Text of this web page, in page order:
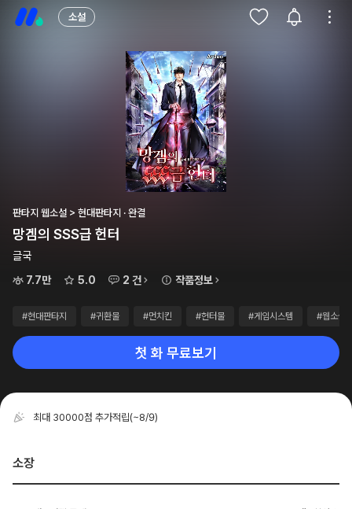
소설
판타지 웹소설 > 현대판타지 · 완결
망겜의 SSS급 헌터
글국
7.7만
5.0 2 건 작품정보
#현대판타지 #귀환물 #먼치킨 #헌터물 #게임시스템 #웹소설
첫 화 무료보기
최대 30000점 추가적립(~8/9)
소장